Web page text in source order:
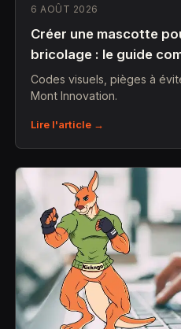
6 AOÛT 2026
Créer une mascotte
bricolage : le guide
Codes visuels, pièges à
Mont Innovation.
Lire l'article →